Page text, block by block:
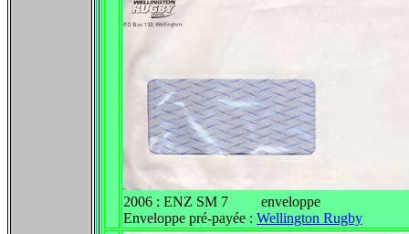
2006 : ENZ SM 7 enveloppe
Enveloppe pré-payée : Wellington Rugby